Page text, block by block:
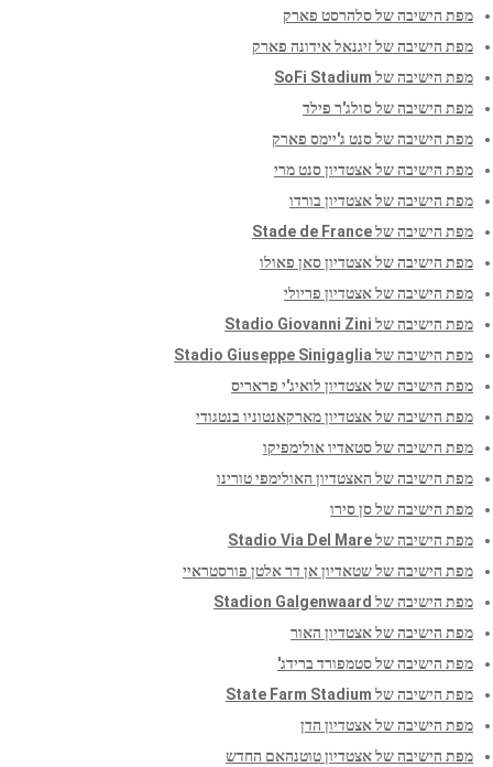
מפת הישיבה של סלהרסט פארק
מפת הישיבה של זיגנאל אידונה פארק
מפת הישיבה של SoFi Stadium
מפת הישיבה של סולג'ר פילד
מפת הישיבה של סנט ג'יימס פארק
מפת הישיבה של אצטדיון סנט מרי
מפת הישיבה של אצטדיון בורדו
מפת הישיבה של Stade de France
מפת הישיבה של אצטדיון סאן פאולו
מפת הישיבה של אצטדיון פריולי
מפת הישיבה של Stadio Giovanni Zini
מפת הישיבה של Stadio Giuseppe Sinigaglia
מפת הישיבה של אצטדיון לואיג'י פראריס
מפת הישיבה של אצטדיון מארקאנטוניו בנטגודי
מפת הישיבה של סטאדיו אולימפיקו
מפת הישיבה של האצטדיון האולימפי טורינו
מפת הישיבה של סן סירו
מפת הישיבה של Stadio Via Del Mare
מפת הישיבה של שטאדיון אן דר אלטן פורסטראיי
מפת הישיבה של Stadion Galgenwaard
מפת הישיבה של אצטדיון האור
מפת הישיבה של סטמפורד ברידג'
מפת הישיבה של State Farm Stadium
מפת הישיבה של אצטדיון הדן
מפת הישיבה של אצטדיון טוטנהאם החדש